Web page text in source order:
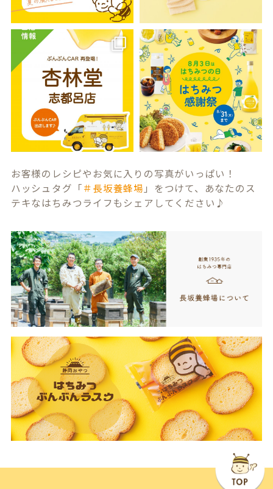
お客様のレシピやお気に入りの写真がいっぱい！
ハッシュタグ「＃長坂養蜂場 」をつけて、あなたのス
テキなはちみつライフもシェアしてください♪